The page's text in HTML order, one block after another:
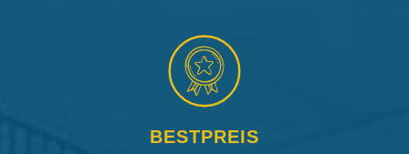
BESTPREIS